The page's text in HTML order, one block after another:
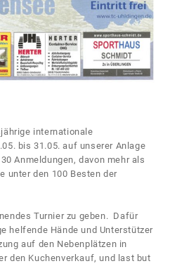
internationale
bis 31.05. auf unserer Anlage
Anmeldungen, davon mehr als
unter den 100 Besten der
Turnier zu geben. Dafür
helfende Hände und Unterstützer
auf den Nebenplätzen in
den Kuchenverkauf, und last but